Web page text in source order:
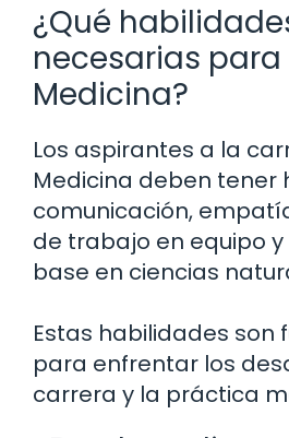
¿Qué
necesarias
Medicina?
Los aspirantes a la
Medicina deben tener
comunicación,
de trabajo en equipo y
base en ciencias
Estas habilidades son
para enfrentar los
carrera y la práctica